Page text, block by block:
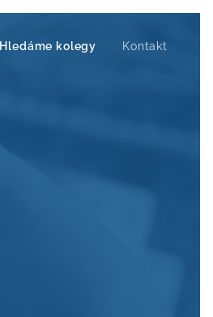
Hledáme kolegy Kontakt